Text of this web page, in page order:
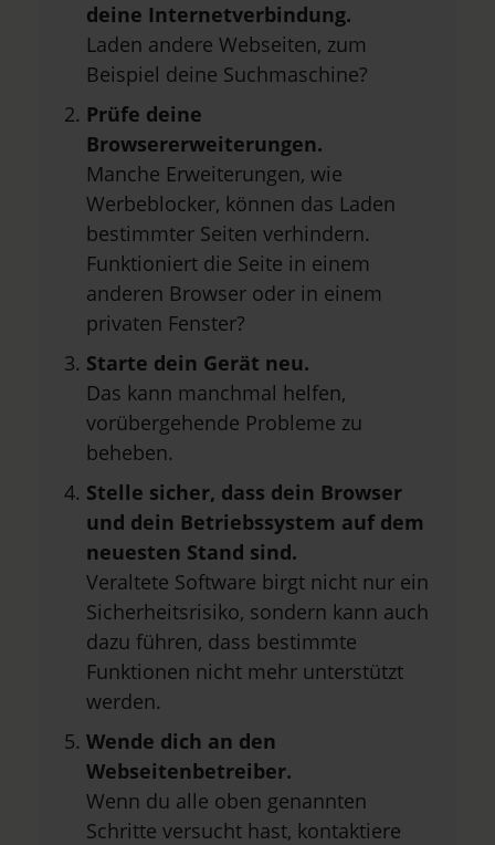
deine Internetverbindung.
Laden andere Webseiten, zum
Beispiel deine Suchmaschine?
Prüfe deine
Browsererweiterungen.
Manche Erweiterungen, wie
Werbeblocker, können das Laden
bestimmter Seiten verhindern.
Funktioniert die Seite in einem
anderen Browser oder in einem
privaten Fenster?
Starte dein Gerät neu.
Das kann manchmal helfen,
vorübergehende Probleme zu
beheben.
Stelle sicher, dass dein Browser
und dein Betriebssystem auf dem
neuesten Stand sind.
Veraltete Software birgt nicht nur ein
Sicherheitsrisiko, sondern kann auch
dazu führen, dass bestimmte
Funktionen nicht mehr unterstützt
werden.
Wende dich an den
Webseitenbetreiber.
Wenn du alle oben genannten
Schritte versucht hast, kontaktiere